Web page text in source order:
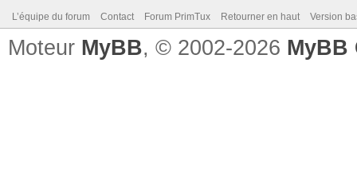
L’équipe du forum Contact Forum PrimTux Retourner en haut Version
Moteur MyBB, © 2002-2026 MyBB